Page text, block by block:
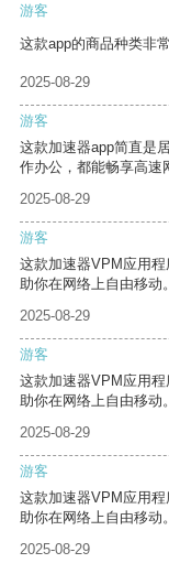
游客
这款app的商品种类非
2025-08-29
游客
这款加速器app简直是
作办公，都能畅享高速
2025-08-29
游客
这款加速器VPM应用
助你在网络上自由移动。
2025-08-29
游客
这款加速器VPM应用
助你在网络上自由移动。
2025-08-29
游客
这款加速器VPM应用
助你在网络上自由移动。
2025-08-29